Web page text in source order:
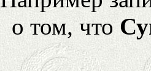
о том, что